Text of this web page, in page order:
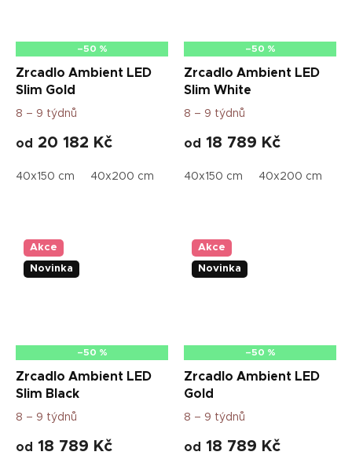
–50 %
Zrcadlo Ambient LED
Slim Gold
8 – 9 týdnů
od 20 182 Kč
40x150 cm 40x200 cm 50x70 cm 50x115 cm 50x160
–50 %
Zrcadlo Ambient LED
Slim White
8 – 9 týdnů
od 18 789 Kč
40x150 cm 40x200 cm
Akce
Novinka
–50 %
Zrcadlo Ambient LED
Slim Black
8 – 9 týdnů
od 18 789 Kč
Akce
Novinka
–50 %
Zrcadlo Ambient LED
Gold
8 – 9 týdnů
od 18 789 Kč